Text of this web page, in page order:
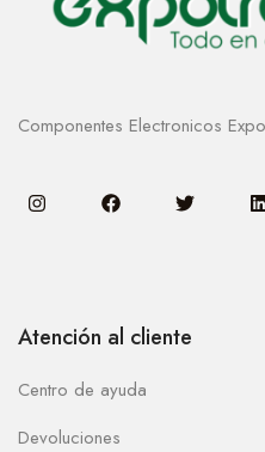
Componentes Electronicos
Atención al cliente
Centro de ayuda
Devoluciones